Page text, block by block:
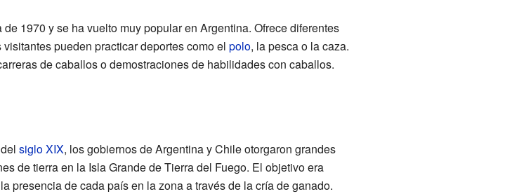
1970 y se ha vuelto muy popular en Argentina. Ofrece diferentes
pueden practicar deportes como el polo, la pesca o la caza.
de caballos o demostraciones de habilidades con caballos.
siglo XIX, los gobiernos de Argentina y Chile otorgaron grandes
de tierra en la Isla Grande de Tierra del Fuego. El objetivo era
presencia de cada país en la zona a través de la cría de ganado.